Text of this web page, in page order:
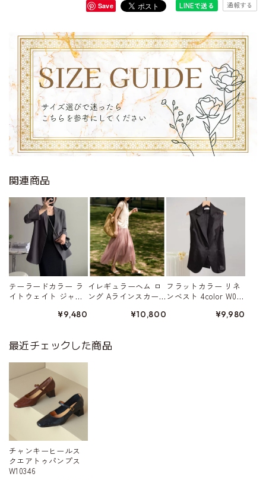
Save LINEで送る 通報する
関連商品
テーラードカラー ラ
イトウェイト ジャ
¥9,480
イレギュラーヘム ロ
ング Aラインスカー
¥10,800
フラットカラー リネ
ンベスト 4color W015
¥9,980
最近チェックした商品
チャンキーヒールス
クエアトゥパンプス
W10346